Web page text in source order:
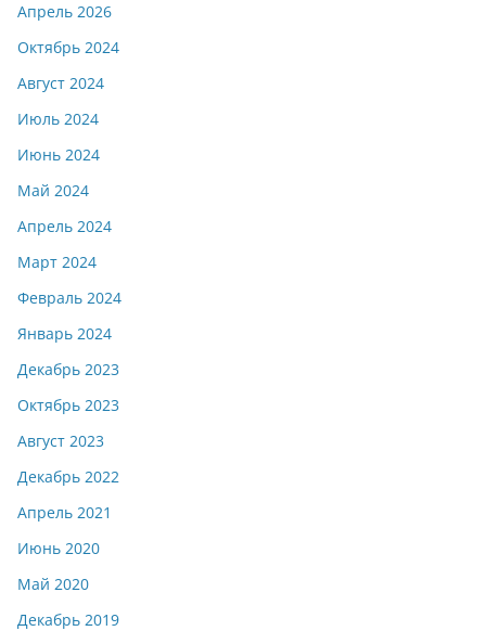
Апрель 2026
Октябрь 2024
Август 2024
Июль 2024
Июнь 2024
Май 2024
Апрель 2024
Март 2024
Февраль 2024
Январь 2024
Декабрь 2023
Октябрь 2023
Август 2023
Декабрь 2022
Апрель 2021
Июнь 2020
Май 2020
Декабрь 2019